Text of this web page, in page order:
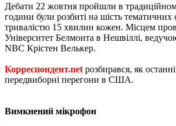
Дебати 22 жовтня пройшли в
години були розбиті на шість тематичних
тривалістю 15 хвилин кожен. Місцем
Університет Белмонта в Нешвіллі,
NBC Крістен Велькер.
Корреспондент.net розбирався, як
передвиборні перегони в США.
Вимкнений мікрофон